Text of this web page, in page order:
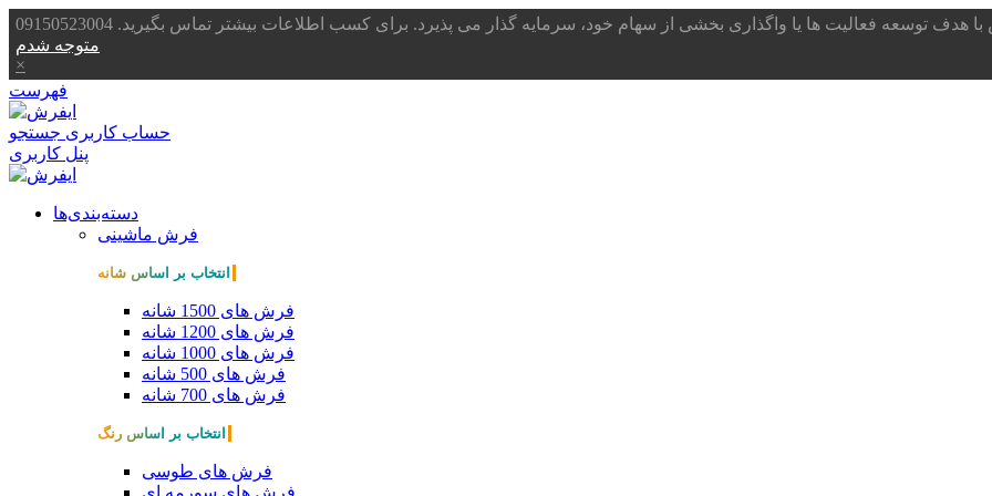
با هدف توسعه فعالیت ها یا واگذاری بخشی از سهام خود، سرمایه گذار می پذیرد. برای کسب اطلاعات بیشتر تماس بگیرید. 09150523004
متوجه شدم
×
فهرست
حساب کاربری جستجو
پنل کاربری
دسته‌بندی‌ها
فرش ماشینی
انتخاب بر اساس شانه
فرش های 1500 شانه
فرش های 1200 شانه
فرش های 1000 شانه
فرش های 500 شانه
فرش های 700 شانه
انتخاب بر اساس رنگ
فرش های طوسی
فرش های سورمه ای